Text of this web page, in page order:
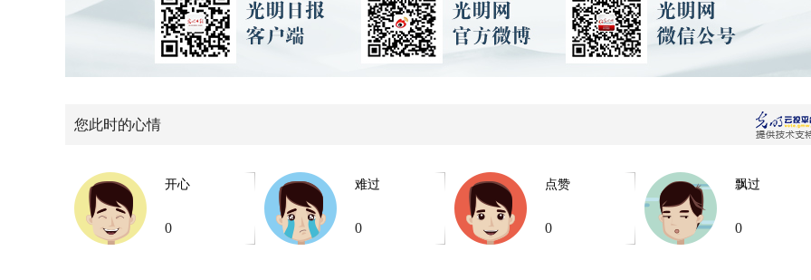
您此时的心情
开心
0
难过
0
点赞
0
飘过
0